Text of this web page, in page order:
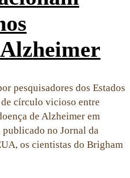
Alzheimer
pesquisadores dos Estados
círculo vicioso entre
de Alzheimer em
publicado no Jornal da
os cientistas do Brigham